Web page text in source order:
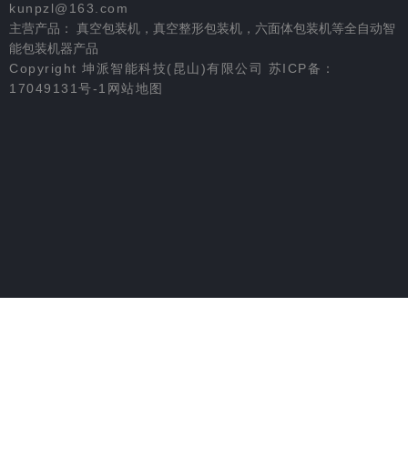
kunpzl@163.com
主营产品： 真空包装机 ， 真空整形包装机 ， 六面体包装机等全自动智
能包装机器产品
Copyright 坤派智能科技(昆山)有限公司 苏ICP备：
17049131号-1 网站地图